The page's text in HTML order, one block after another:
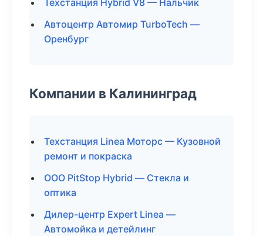
Техстанция Hybrid V8 — Нальчик
Автоцентр Автомир TurboTech —
Оренбург
Компании в Калининград
Техстанция Linea Моторс — Кузовной
ремонт и покраска
ООО PitStop Hybrid — Стекла и
оптика
Дилер-центр Expert Linea —
Автомойка и детейлинг